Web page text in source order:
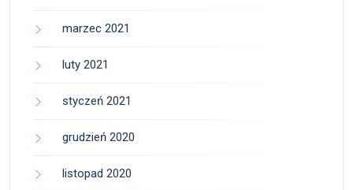
marzec 2021
luty 2021
styczeń 2021
grudzień 2020
listopad 2020